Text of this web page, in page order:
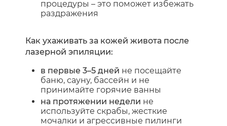
процедуры – это поможет избежать
раздражения
Как ухаживать за кожей живота после
лазерной эпиляции:
в первые 3–5 дней не посещайте
баню, сауну, бассейн и не
принимайте горячие ванны
на протяжении недели не
используйте скрабы, жесткие
мочалки и агрессивные пилинги